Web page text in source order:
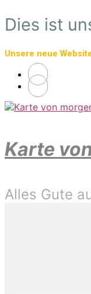
Zum
Hauptinhalt
Dies ist
Unsere neue
Karte
Alles Gute